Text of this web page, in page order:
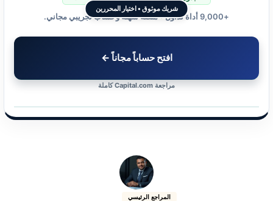
شريك موثوق • اختيار المحررين
+9,000 أداة تداول • منصة سهلة وحساب تجريبي مجاني.
افتح حساباً مجاناً ←
مراجعة Capital.com كاملة
المراجع الرئيسي